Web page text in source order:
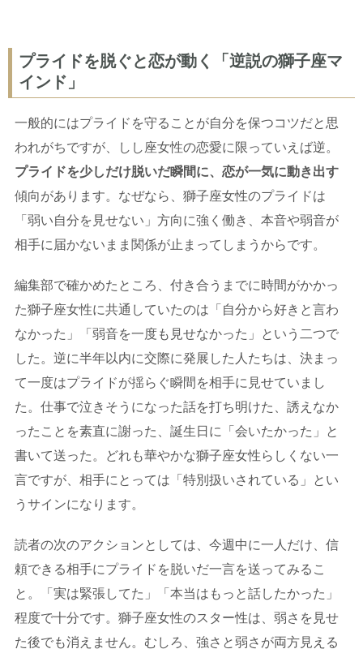
プライドを脱ぐと恋が動く「逆説の獅子座マ
インド」
一般的にはプライドを守ることが自分を保つコツだと思
われがちですが、しし座女性の恋愛に限っていえば逆。
プライドを少しだけ脱いだ瞬間に、恋が一気に動き出す
傾向があります。なぜなら、獅子座女性のプライドは
「弱い自分を見せない」方向に強く働き、本音や弱音が
相手に届かないまま関係が止まってしまうからです。
編集部で確かめたところ、付き合うまでに時間がかかっ
た獅子座女性に共通していたのは「自分から好きと言わ
なかった」「弱音を一度も見せなかった」という二つで
した。逆に半年以内に交際に発展した人たちは、決まっ
て一度はプライドが揺らぐ瞬間を相手に見せていまし
た。仕事で泣きそうになった話を打ち明けた、誘えなか
ったことを素直に謝った、誕生日に「会いたかった」と
書いて送った。どれも華やかな獅子座女性らしくない一
言ですが、相手にとっては「特別扱いされている」とい
うサインになります。
読者の次のアクションとしては、今週中に一人だけ、信
頼できる相手にプライドを脱いだ一言を送ってみるこ
と。「実は緊張してた」「本当はもっと話したかった」
程度で十分です。獅子座女性のスター性は、弱さを見せ
た後でも消えません。むしろ、強さと弱さが両方見える